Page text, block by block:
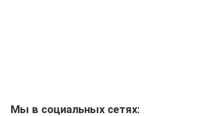
Мы в социальных сетях: